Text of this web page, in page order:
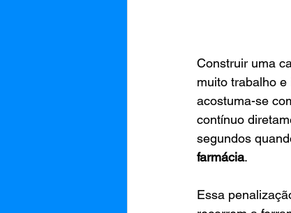
Construir uma
muito trabalho
acostuma-se
contínuo
segundos
farmácia.
Essa